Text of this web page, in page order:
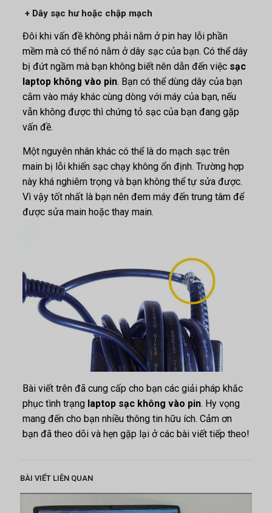
+ Dây sạc hư hoặc chập mạch
Đôi khi vấn đề không phải nằm ở pin hay lỗi phần
mềm mà có thể nó nằm ở dây sạc của bạn. Có thể dây
bị đứt ngầm mà bạn không biết nên dẫn đến việcsạc
laptop không vào pin. Bạn có thể dùng dây của bạn
cắm vào máy khác cùng dòng với máy của bạn, nếu
vẫn không được thì chứng tỏ sạc của bạn đang gặp
vấn đề.
Một nguyên nhân khác có thể là do mạch sạc trên
main bị lỗi khiến sạc chạy không ổn định. Trường hợp
này khá nghiêm trọng và bạn không thể tự sửa được.
Vì vậy tốt nhất là bạn nên đem máy đến trung tâm để
được sửa main hoặc thay main.
Bài viết trên đã cung cấp cho bạn các giải pháp khắc
phục tình trạng laptop sạc không vào pin. Hy vọng
mang đến cho bạn nhiều thông tin hữu ích. Cảm ơn
bạn đã theo dõi và hẹn gặp lại ở các bài viết tiếp theo!
BÀI VIẾT LIÊN QUAN